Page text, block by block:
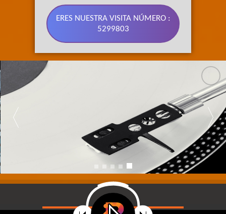
ERES NUESTRA VISITA NÚMERO :
5299803
89.3 FM
SU RADIO
BONITA